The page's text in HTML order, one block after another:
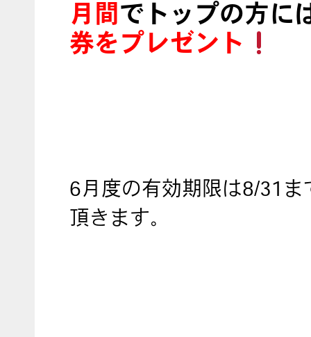
月間 でトップの方に
券をプレゼント
6月度の有効期限は8/31ま
頂きます。